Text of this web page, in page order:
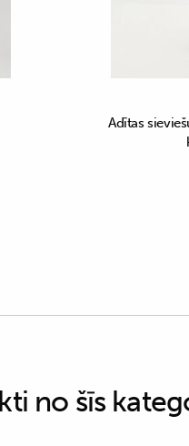
Adītas
no šīs